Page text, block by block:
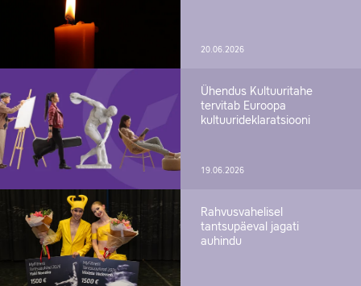
20.06.2026
Ühendus Kultuuritahe
tervitab Euroopa
kultuurideklaratsiooni
19.06.2026
Rahvusvahelisel
tantsupäeval jagati
auhindu